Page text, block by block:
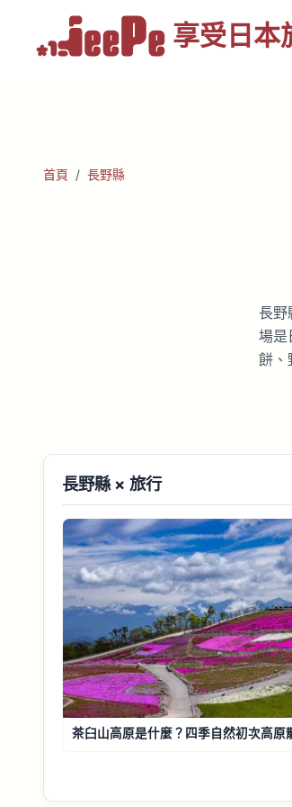
享受 日本
首頁 / 長野縣
長野
場是
餅、
長野縣 × 旅行
茶臼山高原是什麼？四季自然初次高原